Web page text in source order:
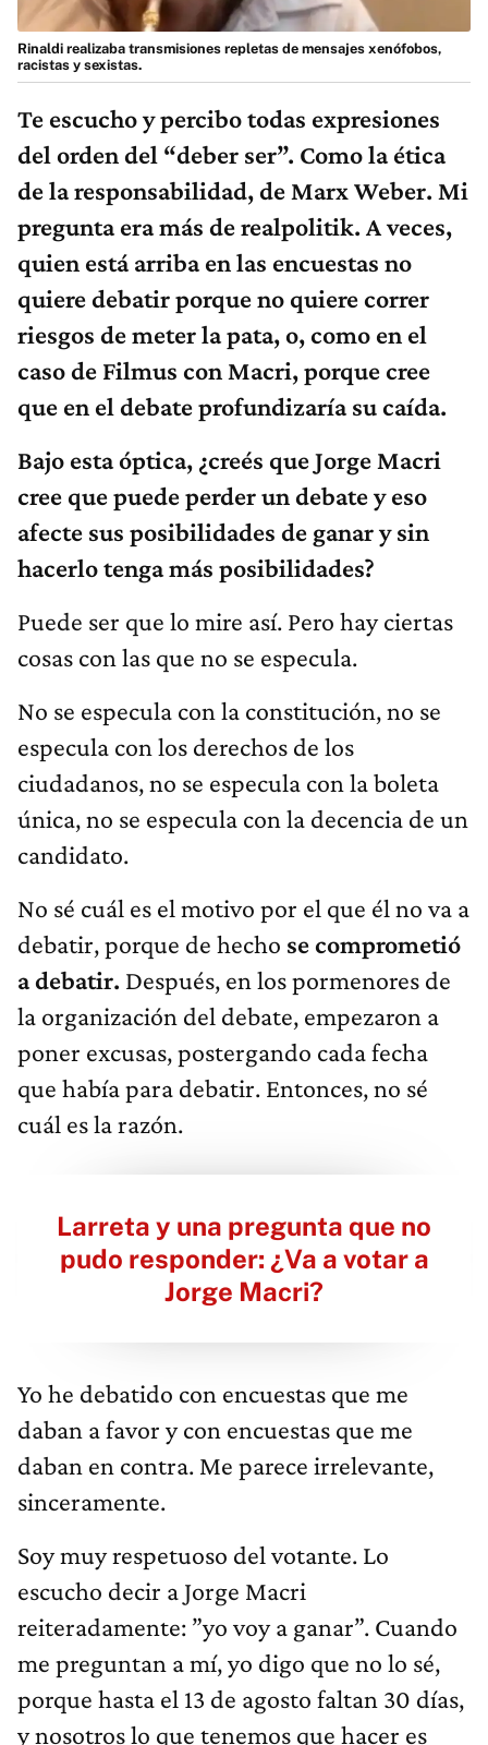
Rinaldi realizaba transmisiones repletas de mensajes xenófobos,
racistas y sexistas.
Te escucho y percibo todas expresiones
del orden del “deber ser”. Como la ética
de la responsabilidad, de Marx Weber. Mi
pregunta era más de realpolitik. A veces,
quien está arriba en las encuestas no
quiere debatir porque no quiere correr
riesgos de meter la pata, o, como en el
caso de Filmus con Macri, porque cree
que en el debate profundizaría su caída.
Bajo esta óptica, ¿creés que Jorge Macri
cree que puede perder un debate y eso
afecte sus posibilidades de ganar y sin
hacerlo tenga más posibilidades?
Puede ser que lo mire así. Pero hay ciertas
cosas con las que no se especula.
No se especula con la constitución, no se
especula con los derechos de los
ciudadanos, no se especula con la boleta
única, no se especula con la decencia de un
candidato.
No sé cuál es el motivo por el que él no va a
debatir, porque de hecho se comprometió
a debatir. Después, en los pormenores de
la organización del debate, empezaron a
poner excusas, postergando cada fecha
que había para debatir. Entonces, no sé
cuál es la razón.
Larreta y una pregunta que no
pudo responder: ¿Va a votar a
Jorge Macri?
Yo he debatido con encuestas que me
daban a favor y con encuestas que me
daban en contra. Me parece irrelevante,
sinceramente.
Soy muy respetuoso del votante. Lo
escucho decir a Jorge Macri
reiteradamente: ”yo voy a ganar”. Cuando
me preguntan a mí, yo digo que no lo sé,
porque hasta el 13 de agosto faltan 30 días,
y nosotros lo que tenemos que hacer es